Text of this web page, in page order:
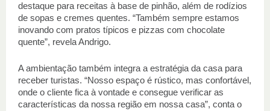
destaque para receitas à base de pinhão, além de rodízios
de sopas e cremes quentes. “Também sempre estamos
inovando com pratos típicos e pizzas com chocolate
quente”, revela Andrigo.
A ambientação também integra a estratégia da casa para
receber turistas. “Nosso espaço é rústico, mas confortável,
onde o cliente fica à vontade e consegue verificar as
características da nossa região em nossa casa”, conta o